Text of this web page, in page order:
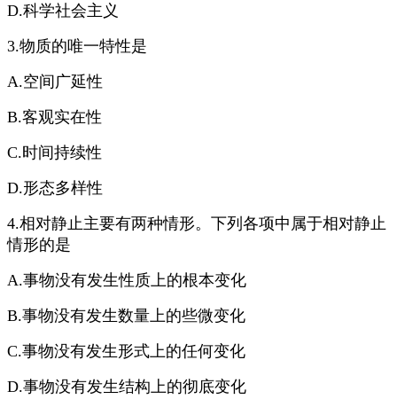
D.科学社会主义
3.物质的唯一特性是
A.空间广延性
B.客观实在性
C.时间持续性
D.形态多样性
4.相对静止主要有两种情形。下列各项中属于相对静止
情形的是
A.事物没有发生性质上的根本变化
B.事物没有发生数量上的些微变化
C.事物没有发生形式上的任何变化
D.事物没有发生结构上的彻底变化